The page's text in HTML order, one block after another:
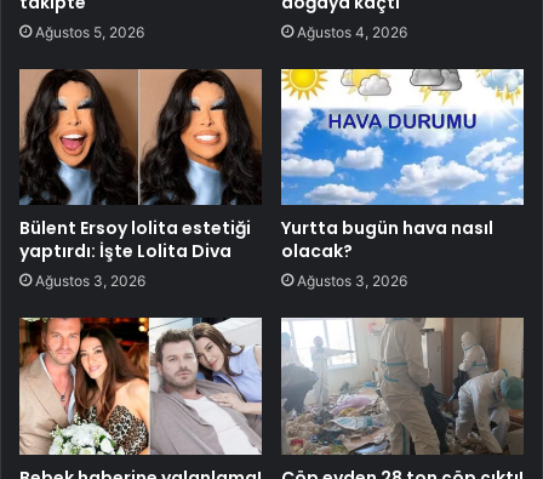
Ağustos 5, 2026 Ağustos 4, 2026
Bülent Ersoy lolita estetiği
yaptırdı: İşte Lolita Diva
Ağustos 3, 2026
Yurtta bugün hava nasıl
olacak?
Ağustos 3, 2026